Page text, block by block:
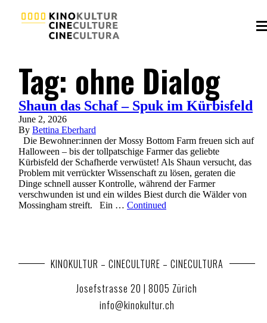
Tag: ohne Dialog
Shaun das Schaf – Spuk im Kürbisfeld
June 2, 2026
By Bettina Eberhard
Die Bewohner:innen der Mossy Bottom Farm freuen sich auf
Halloween – bis der tollpatschige Farmer das geliebte
Kürbisfeld der Schafherde verwüstet! Als Shaun versucht, das
Problem mit verrückter Wissenschaft zu lösen, geraten die
Dinge schnell ausser Kontrolle, während der Farmer
verschwunden ist und ein wildes Biest durch die Wälder von
Mossingham streift. Ein … Continued
KINOKULTUR – CINECULTURE – CINECULTURA
Josefstrasse 20 | 8005 Zürich
info@kinokultur.ch